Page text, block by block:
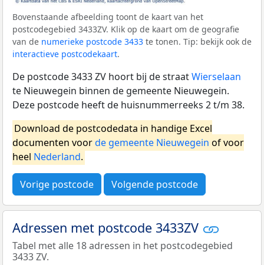
Bovenstaande afbeelding toont de kaart van het
postcodegebied 3433ZV. Klik op de kaart om de geografie
van de numerieke postcode 3433 te tonen. Tip: bekijk ook de
interactieve postcodekaart.
De postcode 3433 ZV hoort bij de straatWierselaan
te Nieuwegein binnen de gemeente Nieuwegein.
Deze postcode heeft de huisnummerreeks 2 t/m 38.
Download de postcodedata in handige Excel
documenten voorde gemeente Nieuwegein of voor
heel Nederland.
Vorige postcode Volgende postcode
Adressen met postcode 3433ZV
Tabel met alle 18 adressen in het postcodegebied
3433 ZV.